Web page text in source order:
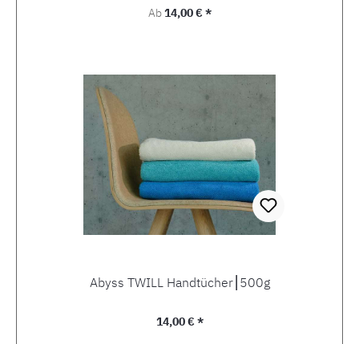
Regulärer Preis:
Ab14,00 € *
Abyss TWILL Handtücher⎮500g
Regulärer Preis:
14,00 € *